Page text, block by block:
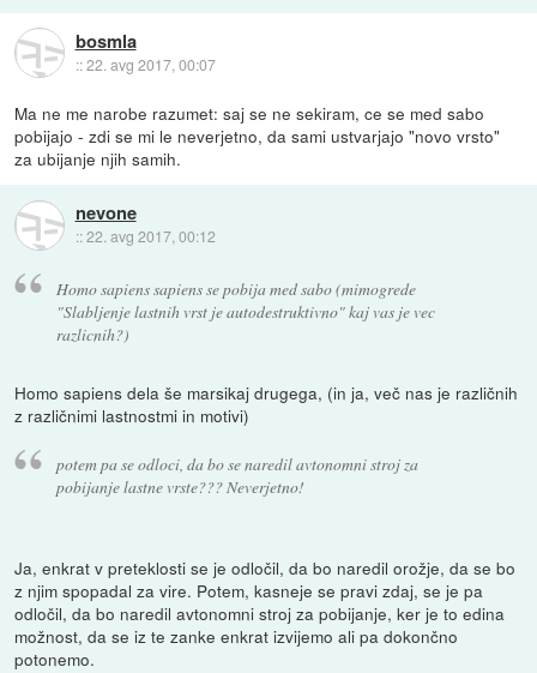
bosmla
::22. avg 2017, 00:07
Ma ne me narobe razumet: saj se ne sekiram, ce se med sabo
pobijajo - zdi se mi le neverjetno, da sami ustvarjajo "novo vrsto"
za ubijanje njih samih.
nevone
::22. avg 2017, 00:12
Homo sapiens sapiens se pobija med sabo (mimogrede
"Slabljenje lastnih vrst je autodestruktivno" kaj vas je vec
razlicnih?)
Homo sapiens dela še marsikaj drugega, (in ja, več nas je različnih
z različnimi lastnostmi in motivi)
potem pa se odloci, da bo se naredil avtonomni stroj za
pobijanje lastne vrste??? Neverjetno!
Ja, enkrat v preteklosti se je odločil, da bo naredil orožje, da se bo
z njim spopadal za vire. Potem, kasneje se pravi zdaj, se je pa
odločil, da bo naredil avtonomni stroj za pobijanje, ker je to edina
možnost, da se iz te zanke enkrat izvijemo ali pa dokončno
potonemo.